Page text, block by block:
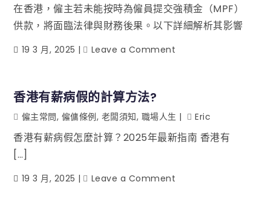
在香港，僱主若未能按時為僱員提交強積金（MPF）
供款，將面臨法律與財務後果。以下詳細解析其影響
19 3 月, 2025 Leave a Comment
香港有薪病假的計算方法?
僱主常問, 僱傭條例, 老闆須知, 職場人生 Eric
香港有薪病假怎麼計算？2025年最新指南 香港有
[…]
19 3 月, 2025 Leave a Comment